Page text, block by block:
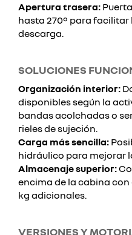
Apertura trasera:
hasta 270° para
descarga.
SOLUCIONES
Organización interior:
disponibles según la
bandas acolchadas o
rieles de sujeción.
Carga más sencilla:
hidráulico para mejorar
Almacenaje superior:
encima de la cabina
kg adicionales.
VERSIONES Y